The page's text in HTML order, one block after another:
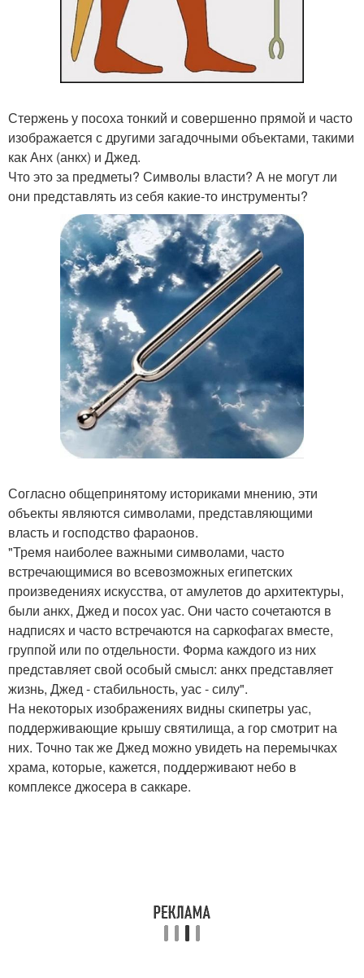
Стержень у посоха тонкий и совершенно прямой и часто
изображается с другими загадочными объектами, такими
как Анх (анкх) и Джед.
Что это за предметы? Символы власти? А не могут ли
они представлять из себя какие-то инструменты?
Согласно общепринятому историками мнению, эти
объекты являются символами, представляющими
власть и господство фараонов.
"Тремя наиболее важными символами, часто
встречающимися во всевозможных египетских
произведениях искусства, от амулетов до архитектуры,
были анкх, Джед и посох уас. Они часто сочетаются в
надписях и часто встречаются на саркофагах вместе,
группой или по отдельности. Форма каждого из них
представляет свой особый смысл: анкх представляет
жизнь, Джед - стабильность, уас - силу".
На некоторых изображениях видны скипетры уас,
поддерживающие крышу святилища, а гор смотрит на
них. Точно так же Джед можно увидеть на перемычках
храма, которые, кажется, поддерживают небо в
комплексе джосера в саккаре.